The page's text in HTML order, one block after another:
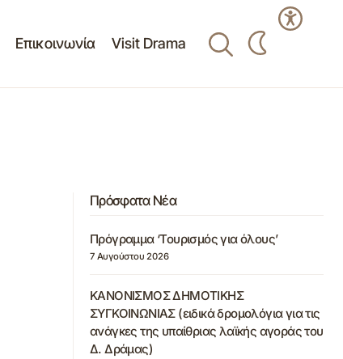
Επικοινωνία Visit Drama
Πρόσφατα Νέα
Πρόγραμμα ‘Τουρισμός για όλους’
7 Αυγούστου 2026
ΚΑΝΟΝΙΣΜΟΣ ΔΗΜΟΤΙΚΗΣ
ΣΥΓΚΟΙΝΩΝΙΑΣ (ειδικά δρομολόγια για τις
ανάγκες της υπαίθριας λαϊκής αγοράς του
Δ. Δράμας)